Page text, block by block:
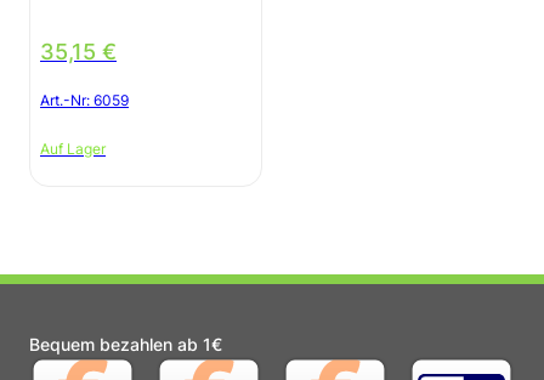
35,15 €
Art.-Nr: 6059
Auf Lager
Bequem bezahlen ab 1€